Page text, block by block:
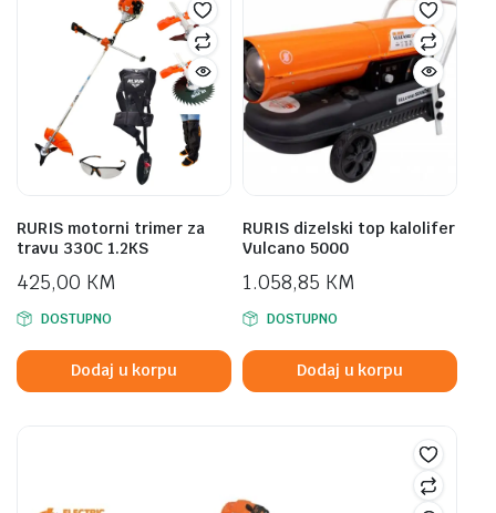
RURIS motorni trimer za
travu 330C 1.2KS
425,00 KM
DOSTUPNO
Dodaj u korpu
RURIS dizelski top kalolifer
Vulcano 5000
1.058,85 KM
DOSTUPNO
Dodaj u korpu